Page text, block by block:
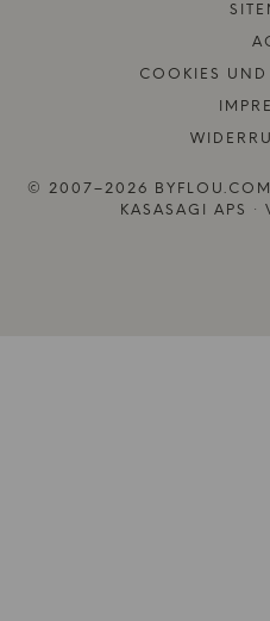
COOKIES UND
© 2007–2026 BYFLOU.COM
KASASAGI APS